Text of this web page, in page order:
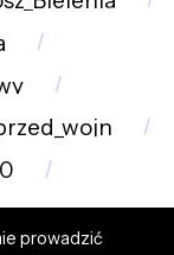
prowadzić